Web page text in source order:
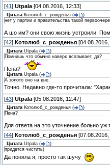
[41] Utpala [04.08.2016, 12:33]
Цитата Котолюб_с_рожденья (
)
нет у партии и правительства такой
А шо им? они свою жизнь устроили.
[42] Котолюб_с_рожденья
Цитата Utpala (
)
Помнишь что обычно наверх всплывает, да?
Пена?
Цитата Utpala (
)
А золото оно на дне.
Точно. Недавно где-то прочитала:
[43] Utpala [05.08.2016, 12:47]
Цитата Котолюб_с_рожденья (
)
Пена?
Для ответа на это уточнение больно
[44] Котолюб_с_рожденья
Цитата Utpala (
)
придется чистить)
Да поняла я, просто так шучу